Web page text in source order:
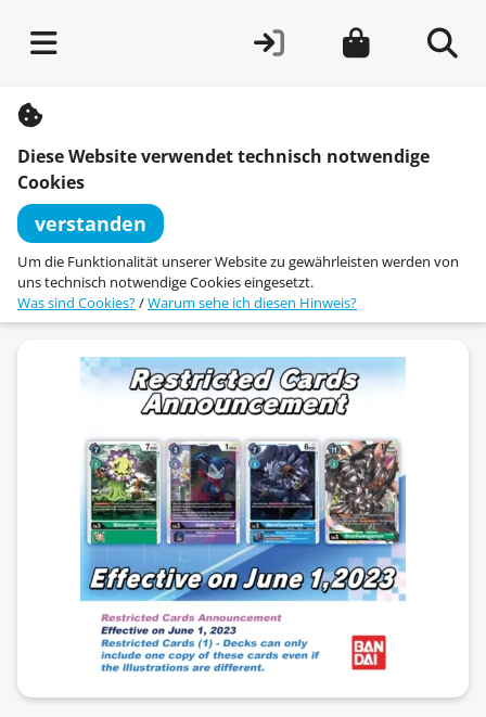
n
Diese Website verwendet technisch notwendige
Cookies
verstanden
Um die Funktionalität unserer Website zu gewährleisten werden von
uns technisch notwendige Cookies eingesetzt.
Was sind Cookies?/Warum sehe ich diesen Hinweis?